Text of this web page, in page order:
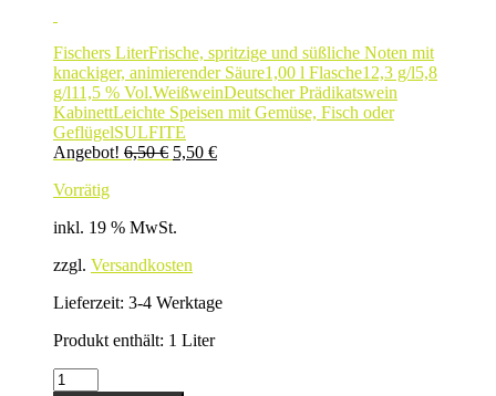
Fischers LiterFrische, spritzige und süßliche Noten mit
knackiger, animierender Säure1,00 l Flasche12,3 g/l5,8
g/l11,5 % Vol.WeißweinDeutscher Prädikatswein
KabinettLeichte Speisen mit Gemüse, Fisch oder
GeflügelSULFITE
Angebot! 6,50€ Ursprünglicher
5,50 €Aktueller
Vorrätig
inkl. 19 % MwSt.
zzgl. Versandkosten
Lieferzeit: 3-4 Werktage
Produkt enthält: 1 Liter
KERNER